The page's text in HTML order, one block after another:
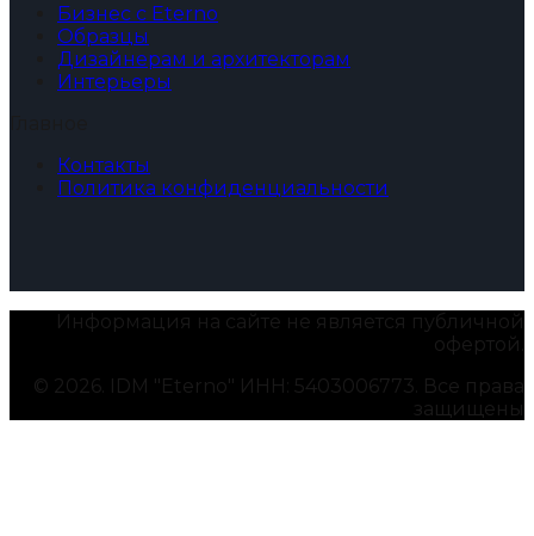
Бизнес с Eterno
Образцы
Дизайнерам и архитекторам
Интерьеры
Контакты
Политика конфиденциальности
Информация на сайте не является публичной
офертой.
© 2026. IDM "Eterno" ИНН: 5403006773. Все права
защищены